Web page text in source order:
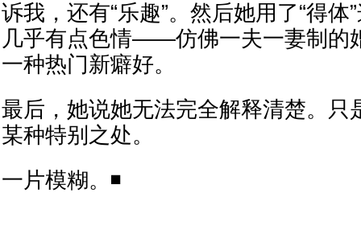
诉我，还有“乐趣”。然后她用了“得体
几乎有点色情——仿佛一夫一妻制的
一种热门新癖好。
最后，她说她无法完全解释清楚。只
某种特别之处。
一片模糊。◾